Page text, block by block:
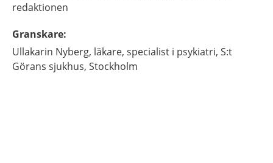
redaktionen
Granskare:
Ullakarin Nyberg, läkare, specialist i psykiatri, S:t
Görans sjukhus, Stockholm